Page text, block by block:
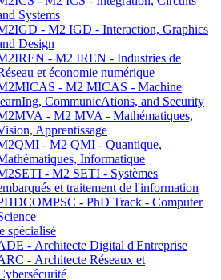
Systems
- M2 IGD - Interaction, Graphics
Design
- M2 IREN - Industries de
et économie numérique
- M2 MICAS - Machine
CommunicAtions, and Security
- M2 MVA - Mathématiques,
Apprentissage
- M2 QMI - Quantique,
Informatique
- M2 SETI - Systèmes
et traitement de l'information
- PhD Track - Computer
spécialisé
- Architecte Digital d'Entreprise
- Architecte Réseaux et